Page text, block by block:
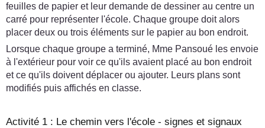
feuilles de papier et leur demande de dessiner au centre un
carré pour représenter l'école. Chaque groupe doit alors
placer deux ou trois éléments sur le papier au bon endroit.
Lorsque chaque groupe a terminé, Mme Pansoué les envoie
à l'extérieur pour voir ce qu'ils avaient placé au bon endroit
et ce qu'ils doivent déplacer ou ajouter. Leurs plans sont
modifiés puis affichés en classe.
Activité 1 : Le chemin vers l'école - signes et signaux